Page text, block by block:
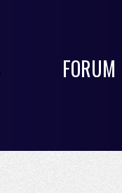
FORUM